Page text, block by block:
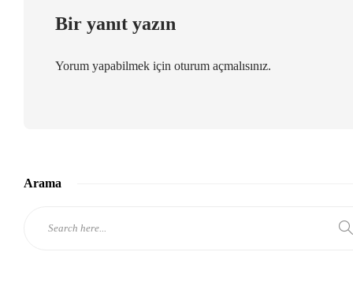
Bir yanıt yazın
Yorum yapabilmek için oturum açmalısınız.
Arama